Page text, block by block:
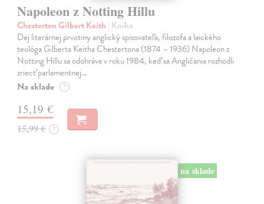
Napoleon z Notting Hillu
Chesterton Gilbert Keith | Kniha
Dej literárnej prvotiny anglický spisovateľa, filozofa a laického
teológa Gilberta Keitha Chestertona (1874 – 1936) Napoleon z
Notting Hillu sa odohráva v roku 1984, keď sa Angličania rozhodli
zriecť parlamentnej…
Na sklade ?
15,19 €
15,99 € ?
na sklade